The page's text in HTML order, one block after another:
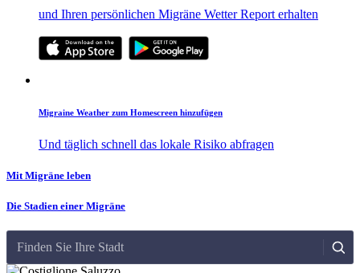
und Ihren persönlichen Migräne Wetter Report erhalten
Migraine Weather zum Homescreen hinzufügen
Und täglich schnell das lokale Risiko abfragen
Mit Migräne leben
Die Stadien einer Migräne
Finden Sie Ihre Stadt